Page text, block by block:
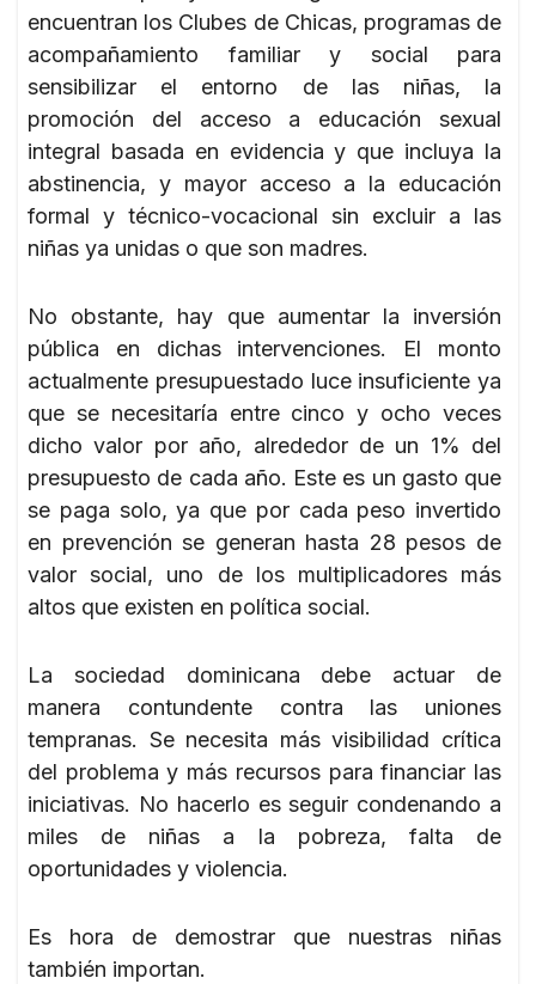
encuentran los Clubes de Chicas, programas de
acompañamiento familiar y social para
sensibilizar el entorno de las niñas, la
promoción del acceso a educación sexual
integral basada en evidencia y que incluya la
abstinencia, y mayor acceso a la educación
formal y técnico-vocacional sin excluir a las
niñas ya unidas o que son madres.
No obstante, hay que aumentar la inversión
pública en dichas intervenciones. El monto
actualmente presupuestado luce insuficiente ya
que se necesitaría entre cinco y ocho veces
dicho valor por año, alrededor de un 1% del
presupuesto de cada año. Este es un gasto que
se paga solo, ya que por cada peso invertido
en prevención se generan hasta 28 pesos de
valor social, uno de los multiplicadores más
altos que existen en política social.
La sociedad dominicana debe actuar de
manera contundente contra las uniones
tempranas. Se necesita más visibilidad crítica
del problema y más recursos para financiar las
iniciativas. No hacerlo es seguir condenando a
miles de niñas a la pobreza, falta de
oportunidades y violencia.
Es hora de demostrar que nuestras niñas
también importan.